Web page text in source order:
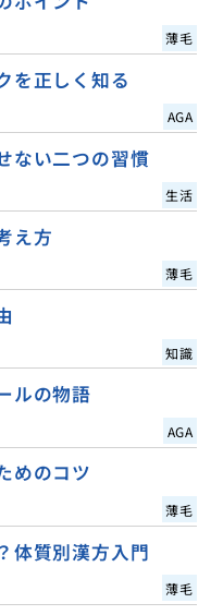
薄毛
を正しく知る
AGA
ない二つの習慣
生活
え方
薄毛
知識
ルの物語
AGA
めのコツ
薄毛
体質別漢方入門
薄毛